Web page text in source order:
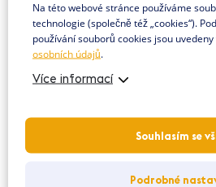
Jak posílit
Děti jsou často k mnohým nemocem
nich je důležitá pestrá a zdravá strava,
Pozor si dejte možná jen na prášky pro
kupujte pouze ty speciálně určené pro děti.
Na této webové stránce používáme
technologie (společně též „cookies“).
používání souborů cookies jsou uvedeny
osobních údajů.
Více informací
Souhlasím se
Podrobné